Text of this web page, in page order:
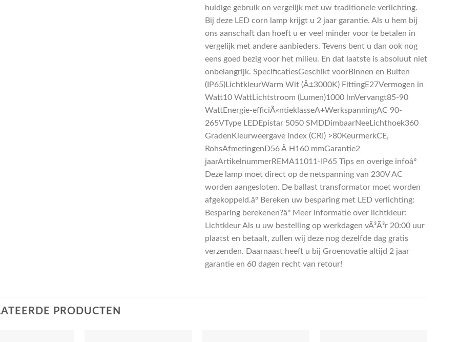
huidige gebruik on vergelijk met uw traditionele verlichting.
Bij deze LED corn lamp krijgt u 2 jaar garantie. Als u hem bij
ons aanschaft dan hoeft u er veel minder voor te betalen in
vergelijk met andere aanbieders. Tevens bent u dan ook nog
eens goed bezig voor het milieu. En dat laatste is absoluut niet
onbelangrijk. SpecificatiesGeschikt voorBinnen en Buiten
(IP65)LichtkleurWarm Wit (Â±3000K) FittingE27Vermogen in
Watt10 WattLichtstroom (Lumen)1000 lmVervangt85-90
WattEnergie-efficiÃ«ntieklasseA+WerkspanningAC 90-
265VType LEDEpistar 5050 SMDDimbaarNeeLichthoek360
GradenKleurweergave index (CRI) >80KeurmerkCE,
RohsAfmetingenD56 Ã H160 mmGarantie2
jaarArtikelnummerREMA11011-IP65 Tips en overige infoâº
Deze lamp moet direct op de netspanning van 230V AC
worden aangesloten. De ballast transformator moet worden
afgekoppeld.âº Bereken uw besparing met LED verlichting:
Besparing berekenen?âº Meer informatie over lichtkleur:
Lichtkleur Als u uw bestelling op werkdagen vÃ³Ã³r 20:00 uur
plaatst en betaalt, zullen wij deze nog dezelfde dag gratis
verzenden. Daarnaast heeft u bij Groenovatie altijd 2 jaar
garantie en 60 dagen recht van retour!
PRODUCTEN